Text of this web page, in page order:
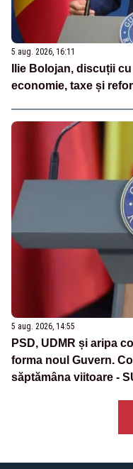
5 aug. 2026, 16:11
Ilie Bolojan, discuții
economie, taxe și
5 aug. 2026, 14:55
PSD, UDMR și aripa
forma noul Guvern.
săptămâna viitoare -